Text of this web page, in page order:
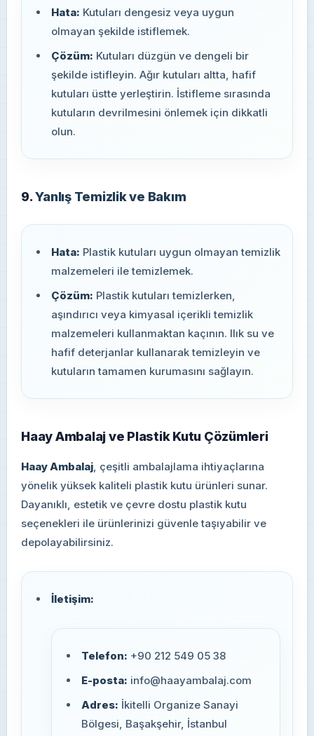
Hata: Kutuları dengesiz veya uygun
olmayan şekilde istiflemek.
Çözüm: Kutuları düzgün ve dengeli bir
şekilde istifleyin. Ağır kutuları altta, hafif
kutuları üstte yerleştirin. İstifleme sırasında
kutuların devrilmesini önlemek için dikkatli
olun.
9.Yanlış Temizlik ve Bakım
Hata: Plastik kutuları uygun olmayan temizlik
malzemeleri ile temizlemek.
Çözüm: Plastik kutuları temizlerken,
aşındırıcı veya kimyasal içerikli temizlik
malzemeleri kullanmaktan kaçının. Ilık su ve
hafif deterjanlar kullanarak temizleyin ve
kutuların tamamen kurumasını sağlayın.
Haay Ambalaj ve Plastik Kutu Çözümleri
Haay Ambalaj, çeşitli ambalajlama ihtiyaçlarına
yönelik yüksek kaliteli plastik kutu ürünleri sunar.
Dayanıklı, estetik ve çevre dostu plastik kutu
seçenekleri ile ürünlerinizi güvenle taşıyabilir ve
depolayabilirsiniz.
İletişim:
Telefon: +90 212 549 05 38
E-posta: info@haayambalaj.com
Adres: İkitelli Organize Sanayi
Bölgesi, Başakşehir, İstanbul